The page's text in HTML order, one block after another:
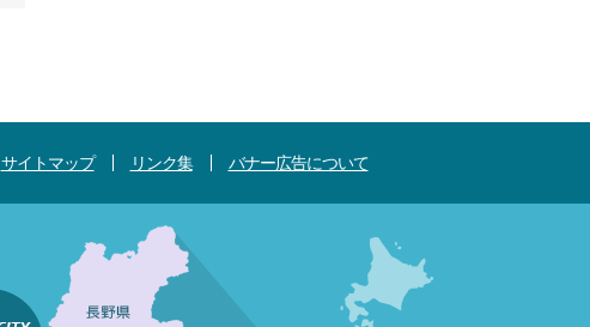
サイトマップ リンク集 バナー広告について